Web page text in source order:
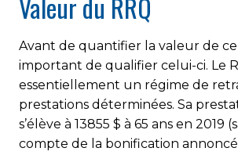
Valeur du RRQ
Avant de quantifier la valeur de ce
important de qualifier celui-ci. Le
essentiellement un régime de
prestations déterminées. Sa
s’élève à 13855 $ à 65 ans en 2019
compte de la bonification